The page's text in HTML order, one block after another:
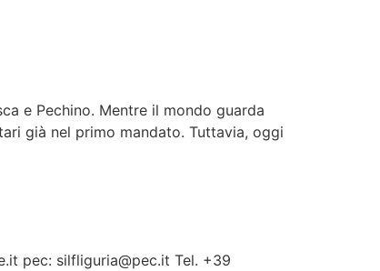
e Pechino. Mentre il mondo guarda
già nel primo mandato. Tuttavia, oggi
pec: silfliguria@pec.it Tel. +39